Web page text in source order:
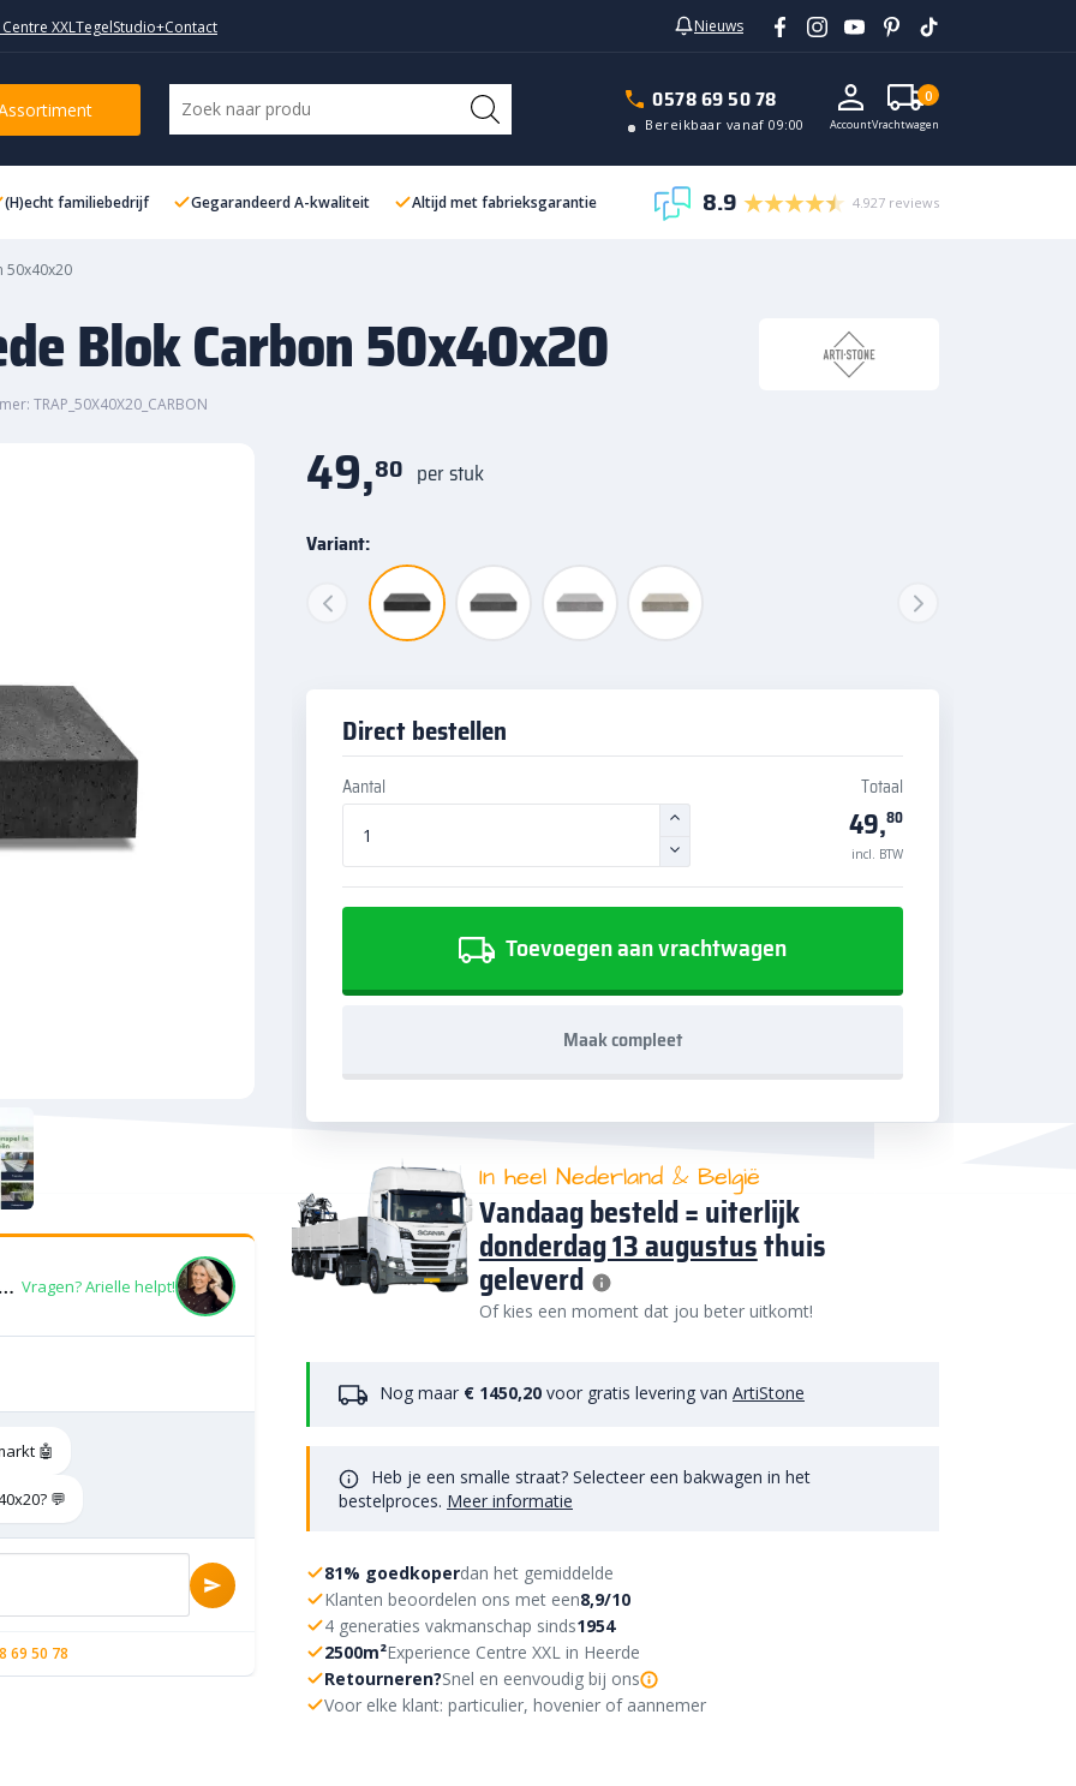
XXLTegelStudio+Contact Nieuws
0578 69 50 78
Bereikbaar vanaf 09:00 AccountVrachtwagen
0
(H)echt familiebedrijf Gegarandeerd A-kwaliteit Altijd met fabrieksgarantie 8.9 4.927 reviews
50x40x20
Blok Carbon 50x40x20
TRAP_50X40X20_CARBON
ArtiStone Traptrede Blok Carbon 50x40x20 Vragen? Arielle helpt!
🤖
💬
69 50 78
49,80 per stuk
Variant:
Direct bestellen
Aantal Totaal
49,80
incl. BTW
Toevoegen aan vrachtwagen
Maak compleet
In heel Nederland & België
Vandaag besteld = uiterlijk
donderdag 13 augustusthuis
geleverd
Of kies een moment dat jou beter uitkomt!
Nog maar € 1450,20 voor gratis levering van ArtiStone
Heb je een smalle straat? Selecteer een bakwagen in het
bestelproces. Meer informatie
81% goedkoperdan het gemiddelde
Klanten beoordelen ons met een8,9/10
4 generaties vakmanschap sinds1954
2500m²Experience Centre XXL in Heerde
Retourneren?Snel en eenvoudig bij ons
Voor elke klant: particulier, hovenier of aannemer
50x40x20 In vrachtwagen